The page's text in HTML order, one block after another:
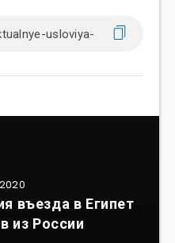
въезда в Египет
из России